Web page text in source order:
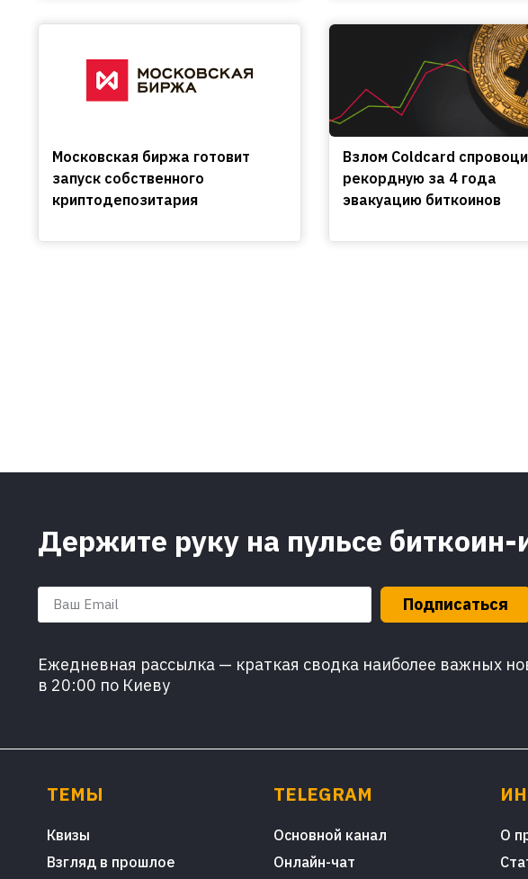
Московская биржа готовит
запуск собственного
криптодепозитария
Взлом Coldcard
рекордную за 4 года
эвакуацию биткоинов
Держите руку на пульсе биткоин-
Подписаться
Ежедневная рассылка — краткая сводка наиболее важных
в 20:00 по Киеву
ТЕМЫ
Квизы
Взгляд в прошлое
TELEGRAM
Основной канал
Онлайн-чат
О